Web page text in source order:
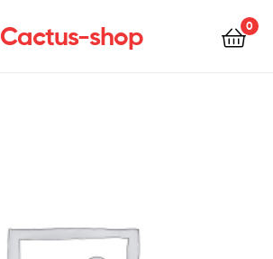
Cactus-shop 0